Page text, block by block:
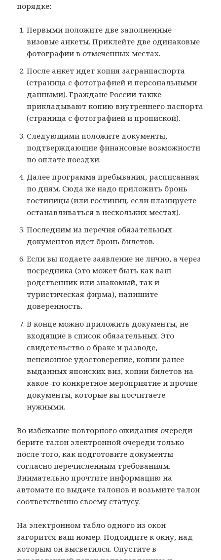
порядке:
Первыми положите две заполненные
визовые анкеты. Приклейте две одинаковые
фотографии в отмеченных местах.
После анкет идет копия загранпаспорта
(страница с фотографией и персональными
данными). Граждане России также
прикладывают копию внутреннего паспорта
(страница с фотографией и пропиской).
Следующими положите документы,
подтверждающие финансовые возможности
по оплате поездки.
Далее программа пребывания, расписанная
по дням. Сюда же надо приложить бронь
гостиницы (или гостиниц, если планируете
останавливаться в нескольких местах).
Последним из перечня обязательных
документов идет бронь билетов.
Если вы подаете заявление не лично, а через
посредника (это может быть как ваш
родственник или знакомый, так и
туристическая фирма), напишите
доверенность.
В конце можно приложить документы, не
входящие в список обязательных. Это
свидетельство о браке и разводе,
пенсионное удостоверение, копии ранее
выданных японских виз, копии билетов на
какое-то конкретное мероприятие и прочие
документы, которые вы посчитаете
нужными.
Во избежание повторного ожидания очереди
берите талон электронной очереди только
после того, как подготовите документы
согласно перечисленным требованиям.
Внимательно прочтите информацию на
автомате по выдаче талонов и возьмите талон
соответственно своему статусу.
На электронном табло одного из окон
загорится ваш номер. Подойдите к окну, над
которым он высветился. Опустите в